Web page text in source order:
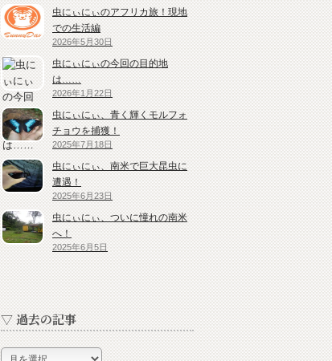
虫にぃにぃのアフリカ旅！現地
での生活編
2026年5月30日
虫にぃにぃの今回の目的地
は……
2026年1月22日
虫にぃにぃ、青く輝くモルフォ
チョウを捕獲！
2025年7月18日
虫にぃにぃ、南米で巨大昆虫に
遭遇！
2025年6月23日
虫にぃにぃ、ついに憧れの南米
へ！
2025年6月5日
▽ 過去の記事
▽